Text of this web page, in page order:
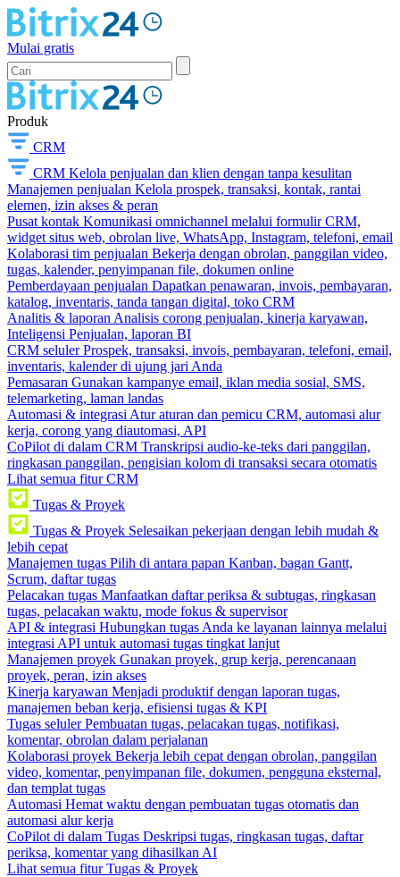
Mulai gratis
Produk
CRM
CRM Kelola penjualan dan klien dengan tanpa kesulitan
Manajemen penjualan Kelola prospek, transaksi, kontak, rantai
elemen, izin akses & peran
Pusat kontak Komunikasi omnichannel melalui formulir CRM,
widget situs web, obrolan live, WhatsApp, Instagram, telefoni, email
Kolaborasi tim penjualan Bekerja dengan obrolan, panggilan video,
tugas, kalender, penyimpanan file, dokumen online
Pemberdayaan penjualan Dapatkan penawaran, invois, pembayaran,
katalog, inventaris, tanda tangan digital, toko CRM
Analitis & laporan Analisis corong penjualan, kinerja karyawan,
Inteligensi Penjualan, laporan BI
CRM seluler Prospek, transaksi, invois, pembayaran, telefoni, email,
inventaris, kalender di ujung jari Anda
Pemasaran Gunakan kampanye email, iklan media sosial, SMS,
telemarketing, laman landas
Automasi & integrasi Atur aturan dan pemicu CRM, automasi alur
kerja, corong yang diautomasi, API
CoPilot di dalam CRM Transkripsi audio-ke-teks dari panggilan,
ringkasan panggilan, pengisian kolom di transaksi secara otomatis
Lihat semua fitur CRM
Tugas & Proyek
Tugas & Proyek Selesaikan pekerjaan dengan lebih mudah &
lebih cepat
Manajemen tugas Pilih di antara papan Kanban, bagan Gantt,
Scrum, daftar tugas
Pelacakan tugas Manfaatkan daftar periksa & subtugas, ringkasan
tugas, pelacakan waktu, mode fokus & supervisor
API & integrasi Hubungkan tugas Anda ke layanan lainnya melalui
integrasi API untuk automasi tugas tingkat lanjut
Manajemen proyek Gunakan proyek, grup kerja, perencanaan
proyek, peran, izin akses
Kinerja karyawan Menjadi produktif dengan laporan tugas,
manajemen beban kerja, efisiensi tugas & KPI
Tugas seluler Pembuatan tugas, pelacakan tugas, notifikasi,
komentar, obrolan dalam perjalanan
Kolaborasi proyek Bekerja lebih cepat dengan obrolan, panggilan
video, komentar, penyimpanan file, dokumen, pengguna eksternal,
dan templat tugas
Automasi Hemat waktu dengan pembuatan tugas otomatis dan
automasi alur kerja
CoPilot di dalam Tugas Deskripsi tugas, ringkasan tugas, daftar
periksa, komentar yang dihasilkan AI
Lihat semua fitur Tugas & Proyek